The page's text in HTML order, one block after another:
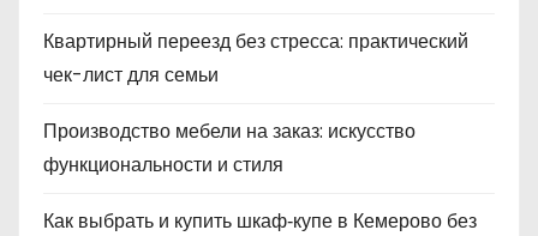
Квартирный переезд без стресса: практический
чек-лист для семьи
Производство мебели на заказ: искусство
функциональности и стиля
Как выбрать и купить шкаф‑купе в Кемерово без